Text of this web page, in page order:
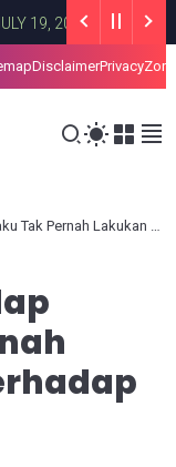
2026 Iran
DisclaimerPrivacy
Pungli terhadap Sejumlah Kepsek